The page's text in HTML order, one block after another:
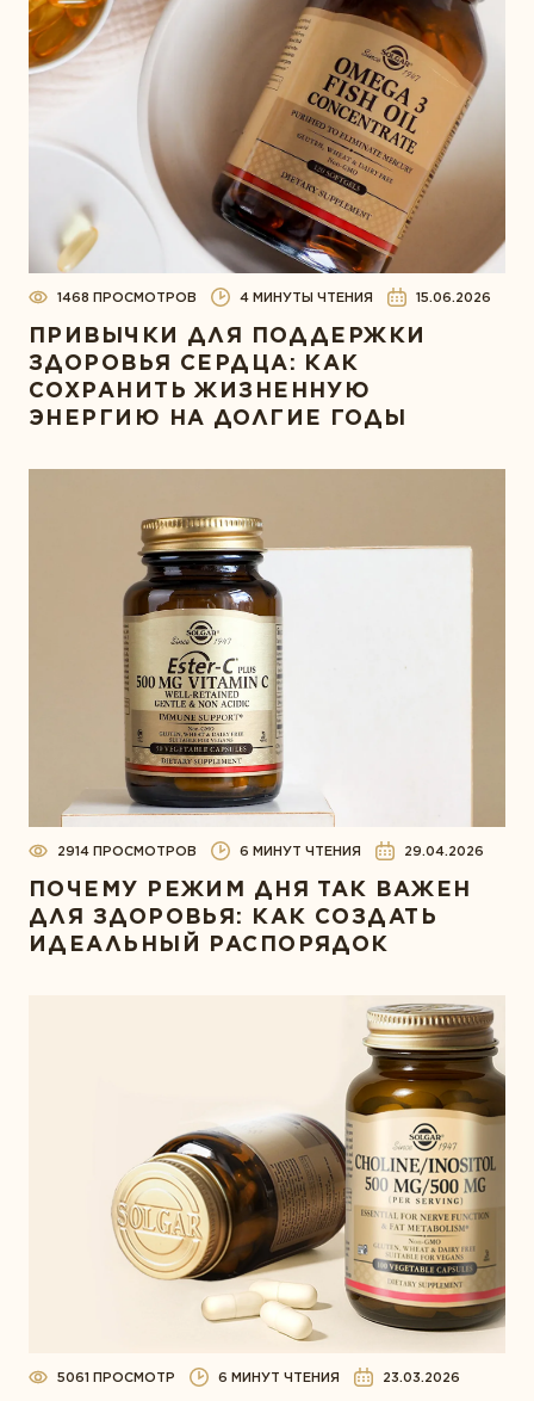
1468 ПРОСМОТРОВ 4 МИНУТЫ ЧТЕНИЯ 15.06.2026
ПРИВЫЧКИ ДЛЯ ПОДДЕРЖКИ
ЗДОРОВЬЯ СЕРДЦА: КАК
СОХРАНИТЬ ЖИЗНЕННУЮ
ЭНЕРГИЮ НА ДОЛГИЕ ГОДЫ
2914 ПРОСМОТРОВ 6 МИНУТ ЧТЕНИЯ 29.04.2026
ПОЧЕМУ РЕЖИМ ДНЯ ТАК ВАЖЕН
ДЛЯ ЗДОРОВЬЯ: КАК СОЗДАТЬ
ИДЕАЛЬНЫЙ РАСПОРЯДОК
5061 ПРОСМОТР 6 МИНУТ ЧТЕНИЯ 23.03.2026